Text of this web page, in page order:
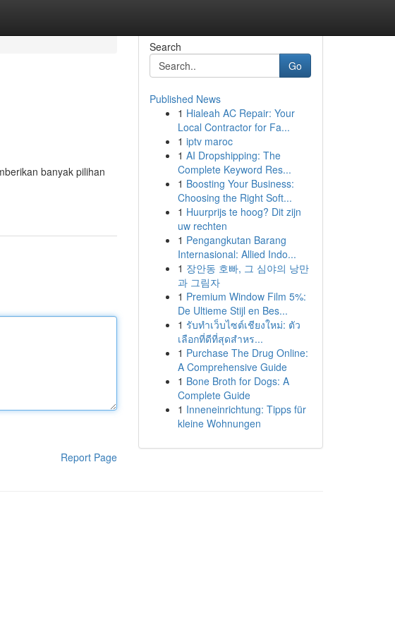
banyak pilihan
Report Page
Search
Go
Published News
1 Hialeah AC Repair: Your
Local Contractor for Fa...
1 iptv maroc
1 AI Dropshipping: The
Complete Keyword Res...
1 Boosting Your Business:
Choosing the Right Soft...
1 Huurprijs te hoog? Dit zijn
uw rechten
1 Pengangkutan Barang
Internasional: Allied Indo...
1 장안동 호빠, 그 심야의 낭만
과 그림자
1 Premium Window Film 5%:
De Ultieme Stijl en Bes...
1 รับทำเว็บไซต์เชียงใหม่: ตัว
เลือกที่ดีที่สุดสำหร...
1 Purchase The Drug Online:
A Comprehensive Guide
1 Bone Broth for Dogs: A
Complete Guide
1 Inneneinrichtung: Tipps für
kleine Wohnungen